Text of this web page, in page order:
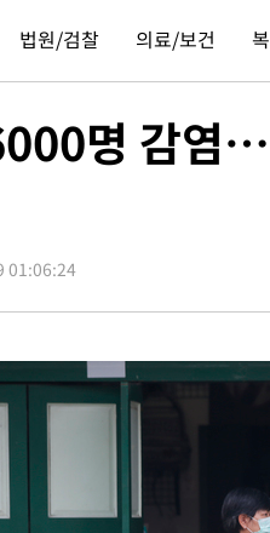
, 2018년 이후 첫 40도
보' 신용해 前교정본부장 기소
까지…'쑥대밭' 된 축구협회
소심도 징역 3년
감사' 유병호 구속기소
원 대표 구속 송치
멕시코산 할라피뇨"-- CDC
업장 끼임 사망 관련 압수수색
앙·서울·경기도 선관위 등 9곳
원
법원/검찰 의료/보건
명 감염
01:06:24